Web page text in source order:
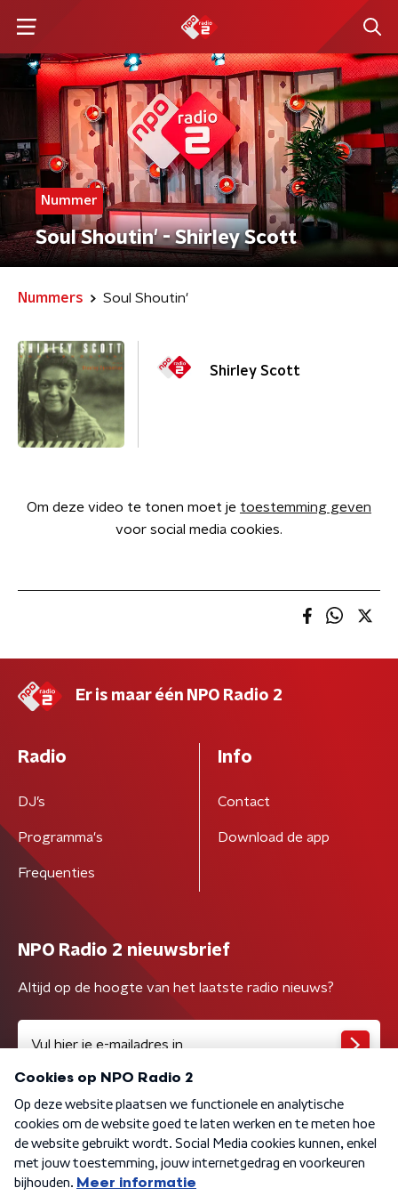
Nummer
Soul Shoutin' - Shirley Scott
Nummers Soul Shoutin'
Shirley Scott
Om deze video te tonen moet je toestemming geven
voor social media cookies.
Er is maar één NPO Radio 2
Radio
DJ’s
Programma's
Frequenties
Info
Contact
Download de app
NPO Radio 2 nieuwsbrief
Altijd op de hoogte van het laatste radio nieuws?
Algemene voorwaarden